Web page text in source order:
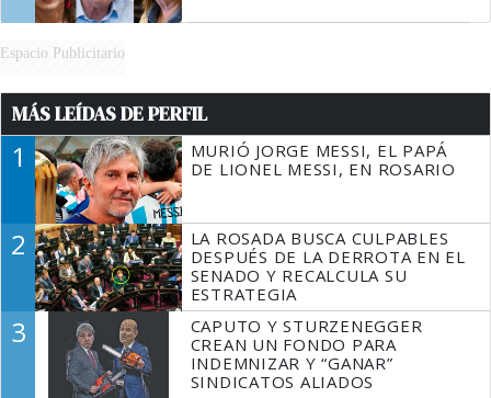
Espacio Publicitario
MÁS LEÍDAS DE PERFIL
1
MURIÓ JORGE MESSI, EL PAPÁ
DE LIONEL MESSI, EN ROSARIO
2
LA ROSADA BUSCA CULPABLES
DESPUÉS DE LA DERROTA EN EL
SENADO Y RECALCULA SU
ESTRATEGIA
3
CAPUTO Y STURZENEGGER
CREAN UN FONDO PARA
INDEMNIZAR Y “GANAR”
SINDICATOS ALIADOS